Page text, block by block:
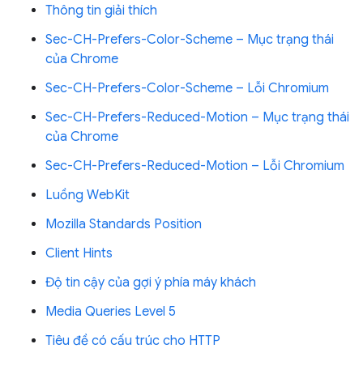
Thông tin giải thích
Sec-CH-Prefers-Color-Scheme – Mục trạng thái
của Chrome
Sec-CH-Prefers-Color-Scheme – Lỗi Chromium
Sec-CH-Prefers-Reduced-Motion – Mục trạng thái
của Chrome
Sec-CH-Prefers-Reduced-Motion – Lỗi Chromium
Luồng WebKit
Mozilla Standards Position
Client Hints
Độ tin cậy của gợi ý phía máy khách
Media Queries Level 5
Tiêu đề có cấu trúc cho HTTP